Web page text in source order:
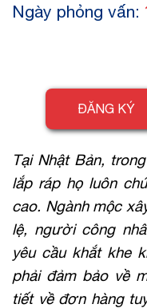
Ngày phỏng vấn:
ĐĂNG KÝ
Tại Nhật Bản,
lắp ráp họ luôn
cao. Ngành mộc
lệ, người công
yêu cầu khắt khe
phải đảm bảo về
tiết về đơn hàng